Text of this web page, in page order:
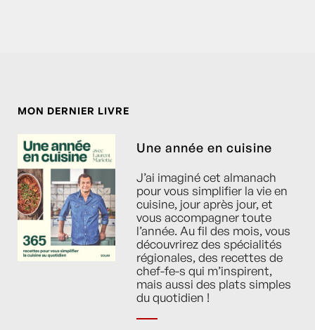
MON DERNIER LIVRE
Une année en cuisine
J’ai imaginé cet almanach
pour vous simplifier la vie en
cuisine, jour après jour, et
vous accompagner toute
l’année. Au fil des mois, vous
découvrirez des spécialités
régionales, des recettes de
chef-fe-s qui m’inspirent,
mais aussi des plats simples
du quotidien !